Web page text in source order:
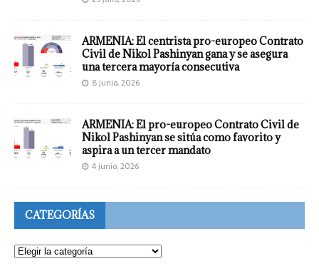
ARMENIA: El centrista pro-europeo Contrato
Civil de Nikol Pashinyan gana y se asegura
una tercera mayoría consecutiva
8 junio, 2026
ARMENIA: El pro-europeo Contrato Civil de
Nikol Pashinyan se sitúa como favorito y
aspira a un tercer mandato
4 junio, 2026
CATEGORÍAS